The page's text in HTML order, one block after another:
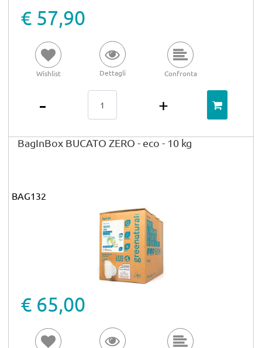
€ 57,90
Wishlist Dettagli Confronta
BagInBox BUCATO ZERO - eco - 10 kg
BAG132
€ 65,00